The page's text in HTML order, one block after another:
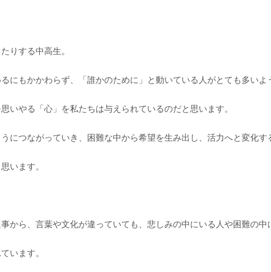
りする中高生。
にもかかわらず、「誰かのために」と動いている人がとても多いよ
いやる「心」を私たちは与えられているのだと思います。
につながっていき、困難な中から希望を生み出し、活力へと変化す
います。
から、言葉や文化が違っていても、悲しみの中にいる人や困難の
います。